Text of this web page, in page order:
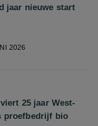
jaar nieuwe start
2026
25 jaar West-
proefbedrijf bio